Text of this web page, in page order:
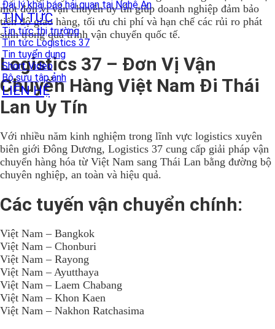
Đại lý khai báo hải quan tại Nghệ An
TIN TỨC
Tin tức thị trường
Tin tức Logistics 37
Tin tuyển dụng
Short Video
Bộ sưu tập ảnh
LIÊN HỆ
một đơn vị vận chuyển uy tín giúp doanh nghiệp đảm bảo
tiến độ giao hàng, tối ưu chi phí và hạn chế các rủi ro phát
sinh trong quá trình vận chuyển quốc tế.
Logistics 37 – Đơn Vị Vận
Chuyển Hàng Việt Nam Đi Thái
Lan Uy Tín
Với nhiều năm kinh nghiệm trong lĩnh vực logistics xuyên
biên giới Đông Dương, Logistics 37 cung cấp giải pháp vận
chuyển hàng hóa từ Việt Nam sang Thái Lan bằng đường bộ
chuyên nghiệp, an toàn và hiệu quả.
Các tuyến vận chuyển chính:
Việt Nam – Bangkok
Việt Nam – Chonburi
Việt Nam – Rayong
Việt Nam – Ayutthaya
Việt Nam – Laem Chabang
Việt Nam – Khon Kaen
Việt Nam – Nakhon Ratchasima